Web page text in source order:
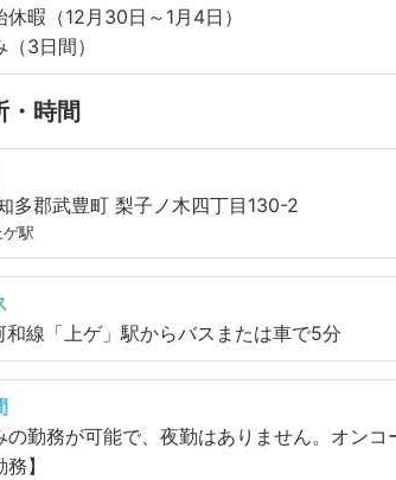
休暇（12月30日～1月4日）
3日間）
・時間
多郡武豊町 梨子ノ木四丁目130-2
駅
線「上ゲ」駅からバスまたは車で5分
の勤務が可能で、夜勤はありません。オンコ
務】